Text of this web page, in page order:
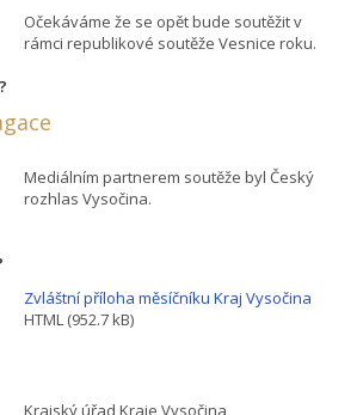
Očekáváme že se opět bude soutěžit v
rámci republikové soutěže Vesnice roku.
Mediálním partnerem soutěže byl Český
rozhlas Vysočina.
Zvláštní příloha měsíčníku Kraj Vysočina
HTML (952.7 kB)